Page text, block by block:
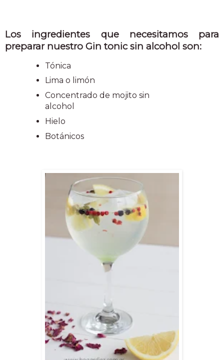
Los ingredientes que necesitamos para
preparar nuestro Gin tonic sin alcohol son:
Tónica
Lima o limón
Concentrado de mojito sin
alcohol
Hielo
Botánicos